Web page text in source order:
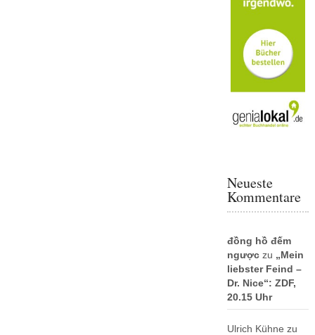
Neueste
Kommentare
đồng hồ đếm
ngượczu „Mein
liebster Feind –
Dr. Nice“: ZDF,
20.15 Uhr
Ulrich Kühne zu